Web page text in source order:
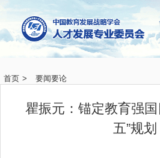
首页 > 要闻要论
瞿振元：锚定教育强国
五”规划